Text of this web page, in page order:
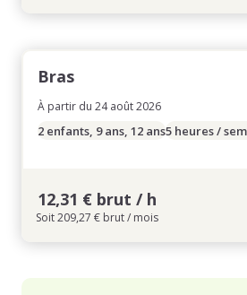
Bras
À partir du 24 août 2026
2 enfants, 9 ans, 12 ans5 heures /
12,31 € brut / h
Soit 209,27 € brut / mois